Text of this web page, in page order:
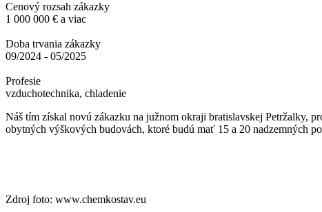
Cenový rozsah zákazky
1 000 000 € a viac
Doba trvania zákazky
09/2024 - 05/2025
Profesie
vzduchotechnika, chladenie
Náš tím získal novú zákazku na južnom okraji bratislavskej Petržalky,
obytných výškových budovách, ktoré budú mať 15 a 20 nadzemných
Zdroj foto: www.chemkostav.eu